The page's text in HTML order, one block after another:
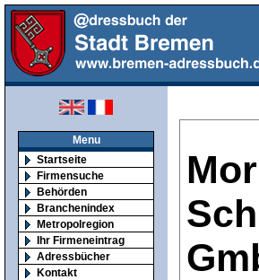
Menu
Startseite
Firmensuche
Behörden
Branchenindex
Metropolregion
Ihr Firmeneintrag
Adressbücher
Kontakt